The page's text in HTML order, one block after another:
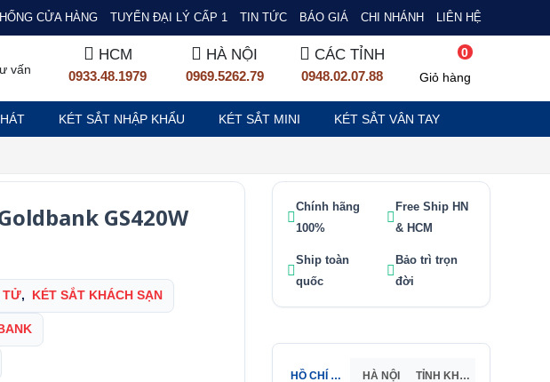
CỬA HÀNG TUYỂN ĐẠI LÝ CẤP 1 TIN TỨC BÁO GIÁ CHI NHÁNH LIÊN HỆ
HCM
0933.48.1979
HÀ NỘI
0969.5262.79
CÁC TỈNH
0948.02.07.88
0
Giỏ hàng
KÉT SẮT NHẬP KHẨU KÉT SẮT MINI KÉT SẮT VÂN TAY
GS420W
TỬ, KÉT SẮT KHÁCH SẠN
Chính hãng
100%
Free Ship HN
& HCM
Ship toàn
quốc
Bảo trì trọn
đời
HỒ CHÍ MINH HÀ NỘI TỈNH KHÁC